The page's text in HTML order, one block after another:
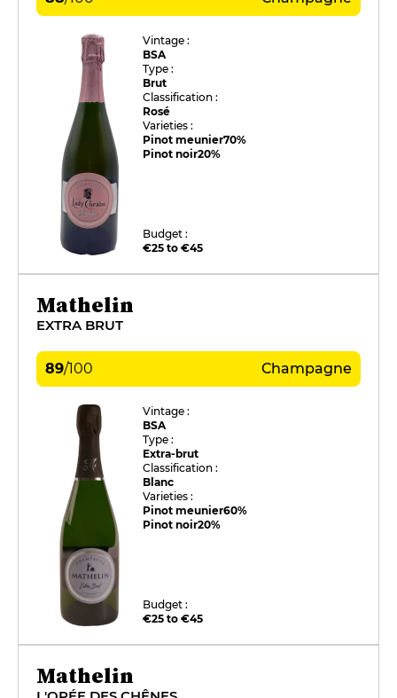
Vintage :
BSA
Type :
Brut
Classification :
Rosé
Varieties :
Pinot meunier70%
Pinot noir20%
Budget :
€25 to €45
Mathelin
EXTRA BRUT
89/100 Champagne
Vintage :
BSA
Type :
Extra-brut
Classification :
Blanc
Varieties :
Pinot meunier60%
Pinot noir20%
Budget :
€25 to €45
Mathelin